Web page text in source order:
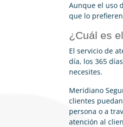
Aunque el uso
que lo
¿Cuál es
El servicio de
día, los 365
necesites.
Meridiano
clientes
persona o a
atención al